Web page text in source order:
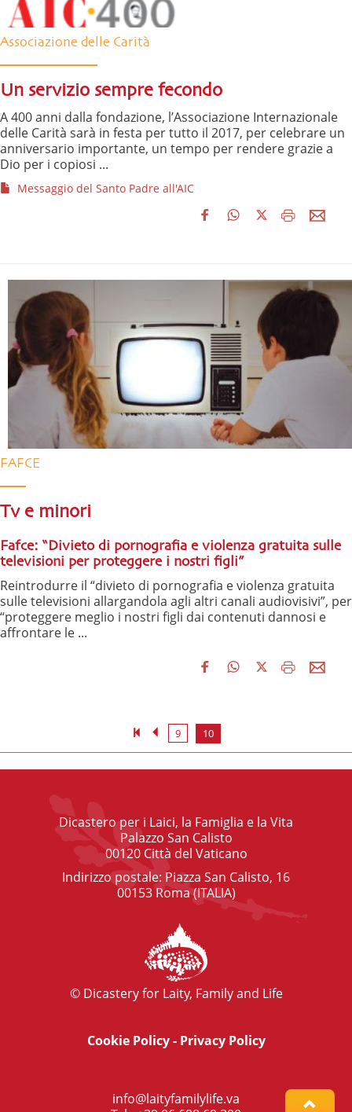
Associazione delle Carità
Un servizio sempre fecondo
A 400 anni dalla fondazione, l’Associazione Internazionale
delle Carità sarà in festa per tutto il 2017, per celebrare un
anniversario importante, un tempo per rendere grazie a
Dio per i copiosi ...
Messaggio del Santo Padre all'AIC
FAFCE
Tv e minori
Fafce: “Divieto di pornografia e violenza gratuita sulle
televisioni per proteggere i nostri figli”
Reintrodurre il “divieto di pornografia e violenza gratuita
sulle televisioni allargandola agli altri canali audiovisivi”, per
“proteggere meglio i nostri figli dai contenuti dannosi e
affrontare le ...
9 10
Dicastero per i Laici, la Famiglia e la Vita
Palazzo San Calisto
00120 Città del Vaticano
Indirizzo postale: Piazza San Calisto, 16
00153 Roma (ITALIA)
© Dicastery for Laity, Family and Life
Cookie Policy- Privacy Policy
info@laityfamilylife.va